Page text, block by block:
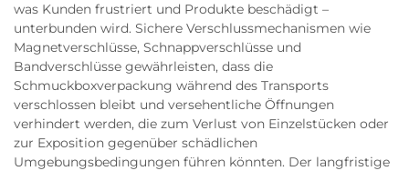
was Kunden frustriert und Produkte beschädigt –
unterbunden wird. Sichere Verschlussmechanismen wie
Magnetverschlüsse, Schnappverschlüsse und
Bandverschlüsse gewährleisten, dass die
Schmuckboxverpackung während des Transports
verschlossen bleibt und versehentliche Öffnungen
verhindert werden, die zum Verlust von Einzelstücken oder
zur Exposition gegenüber schädlichen
Umgebungsbedingungen führen könnten. Der langfristige